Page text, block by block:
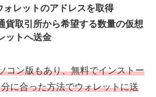
ォレットのアドレスを取得
貨取引所から希望する数量の仮想
ットへ送金
コン版もあり、無料でインストー
に合った方法でウォレットに送